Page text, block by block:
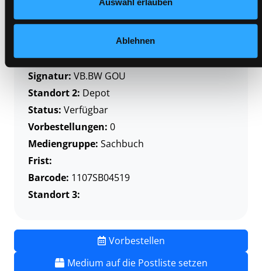
Auswahl erlauben
Ablehnen
Zweigstelle:Süd - Lauzilgasse
Signatur: VB.BW GOU
Standort 2: Depot
Status: Verfügbar
Vorbestellungen: 0
Mediengruppe: Sachbuch
Frist:
Barcode: 1107SB04519
Standort 3:
Vorbestellen
Medium auf die Postliste setzen